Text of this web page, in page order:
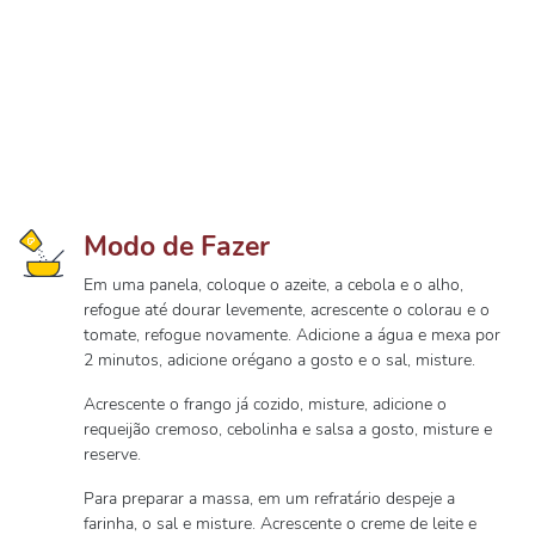
Modo de Fazer
Em uma panela, coloque o azeite, a cebola e o alho,
refogue até dourar levemente, acrescente o colorau e o
tomate, refogue novamente. Adicione a água e mexa por
2 minutos, adicione orégano a gosto e o sal, misture.
Acrescente o frango já cozido, misture, adicione o
requeijão cremoso, cebolinha e salsa a gosto, misture e
reserve.
Para preparar a massa, em um refratário despeje a
farinha, o sal e misture. Acrescente o creme de leite e